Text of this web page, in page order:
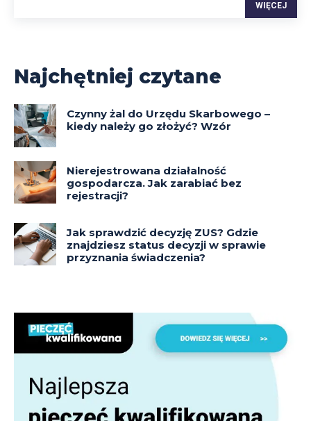
WIĘCEJ
Najchętniej czytane
Czynny żal do Urzędu Skarbowego –
kiedy należy go złożyć? Wzór
Nierejestrowana działalność
gospodarcza. Jak zarabiać bez
rejestracji?
Jak sprawdzić decyzję ZUS? Gdzie
znajdziesz status decyzji w sprawie
przyznania świadczenia?